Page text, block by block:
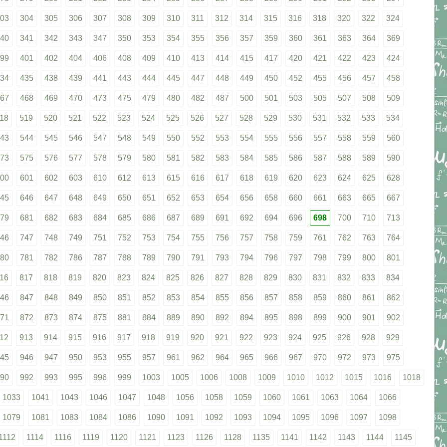
304 305 306 307 308 309 310 311 312 314 315 316 318 320 322 324
341 342 343 347 350 353 354 355 356 357 359 360 361 363 364 369
401 402 404 406 408 409 410 413 414 415 417 420 421 422 423 424
435 438 439 441 443 444 445 447 448 449 450 452 455 456 457 458
468 469 470 473 475 479 480 482 487 500 501 503 505 507 508 509
519 520 521 522 523 524 525 526 527 528 529 530 531 532 533 534
544 545 546 547 548 549 550 552 553 554 555 556 557 558 559 560
575 576 577 578 579 580 581 582 583 584 585 586 587 588 589 590
601 602 603 610 612 613 615 616 617 618 619 620 623 624 625 628
646 647 648 649 650 651 652 653 654 656 658 660 661 663 665 667
681 682 683 684 685 686 687 689 691 692 694 696 698 700 710 713
747 748 749 751 752 753 754 755 756 757 758 759 761 762 763 764
781 782 786 787 788 789 790 791 793 794 796 797 798 799 800 801
817 818 819 820 823 824 825 826 827 828 829 830 831 832 833 834
847 848 849 850 851 852 853 854 855 856 857 858 859 860 861 862
872 873 874 875 881 884 889 890 892 894 895 898 899 900 901 902
913 914 915 916 917 918 919 920 921 922 923 924 925 926 928 929
946 947 950 953 955 957 961 962 964 965 966 967 970 972 973 975
992 993 995 996 999 1003 1005 1006 1008 1009 1010 1012 1015 1016 1018
1033 1041 1043 1046 1047 1048 1056 1058 1059 1060 1061 1063 1064 1066
1079 1081 1083 1084 1086 1090 1091 1092 1093 1094 1095 1096 1097 1098
1114 1116 1119 1120 1121 1123 1126 1128 1135 1141 1142 1143 1144 1145